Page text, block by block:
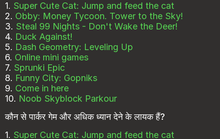
1. Super Cute Cat: Jump and feed the cat
2. Obby: Money Tycoon. Tower to the Sky!
3. Steal 99 Nights - Don't Wake the Deer!
4. Duck Against!
5. Dash Geometry: Leveling Up
6. Online mini games
7. Sprunki Epic
8. Funny City: Gopniks
9. Come in here
10. Noob Skyblock Parkour
कौन से पार्कर गेम और अधिक ध्यान देने के लायक हैं?
1. Super Cute Cat: Jump and feed the cat